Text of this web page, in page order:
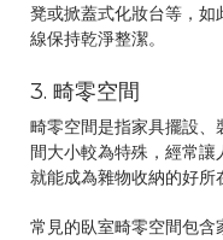
凳或掀蓋式化妝台等，如
線保持乾淨整潔。
3. 畸零空間
畸零空間是指家具擺設
間大小較為特殊，經常讓
就能成為雜物收納的好所
常見的臥室畸零空間包